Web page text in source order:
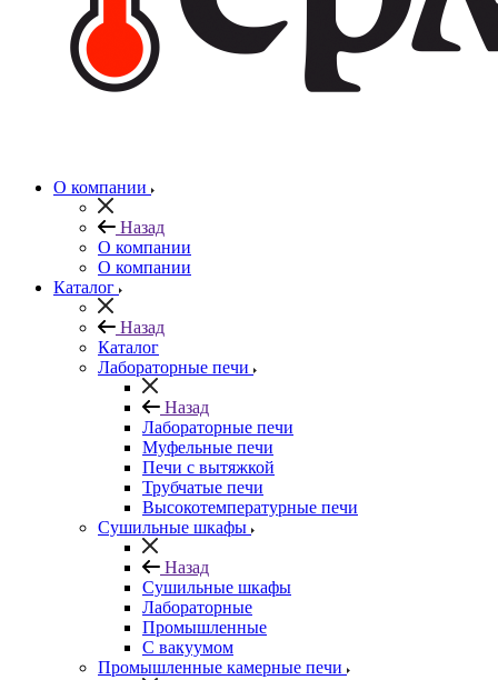
О компании
Назад
О компании
О компании
Каталог
Назад
Каталог
Лабораторные печи
Назад
Лабораторные печи
Муфельные печи
Печи с вытяжкой
Трубчатые печи
Высокотемпературные печи
Сушильные шкафы
Назад
Сушильные шкафы
Лабораторные
Промышленные
С вакуумом
Промышленные камерные печи